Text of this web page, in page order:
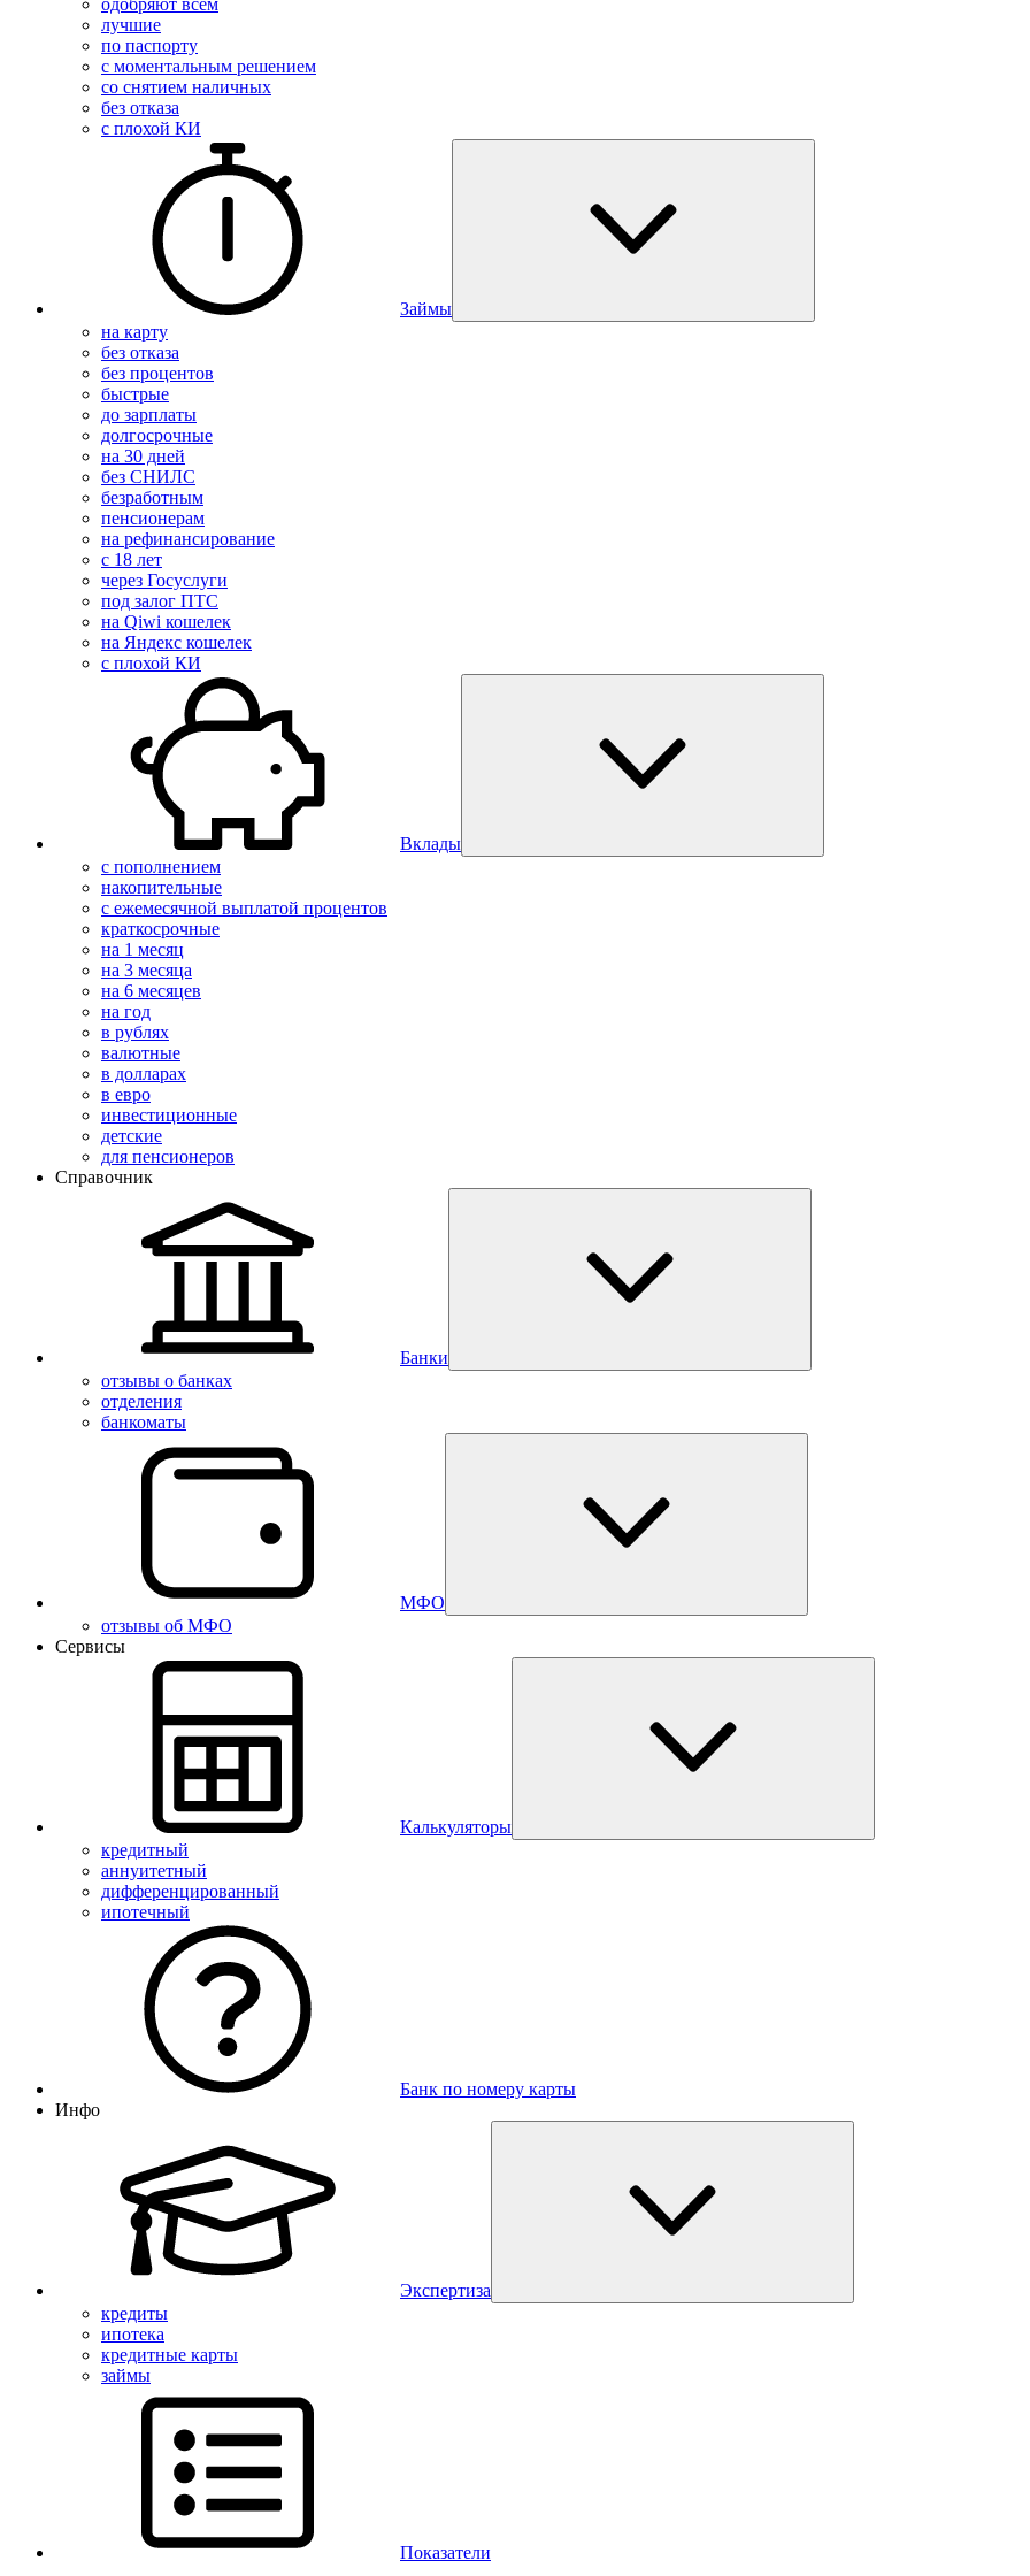
одобряют всем
лучшие
по паспорту
с моментальным решением
со снятием наличных
без отказа
с плохой КИ
Займы
на карту
без отказа
без процентов
быстрые
до зарплаты
долгосрочные
на 30 дней
без СНИЛС
безработным
пенсионерам
на рефинансирование
с 18 лет
через Госуслуги
под залог ПТС
на Qiwi кошелек
на Яндекс кошелек
с плохой КИ
Вклады
с пополнением
накопительные
с ежемесячной выплатой процентов
краткосрочные
на 1 месяц
на 3 месяца
на 6 месяцев
на год
в рублях
валютные
в долларах
в евро
инвестиционные
детские
для пенсионеров
Справочник
Банки
отзывы о банках
отделения
банкоматы
МФО
отзывы об МФО
Сервисы
Калькуляторы
кредитный
аннуитетный
дифференцированный
ипотечный
Банк по номеру карты
Инфо
Экспертиза
кредиты
ипотека
кредитные карты
займы
Показатели